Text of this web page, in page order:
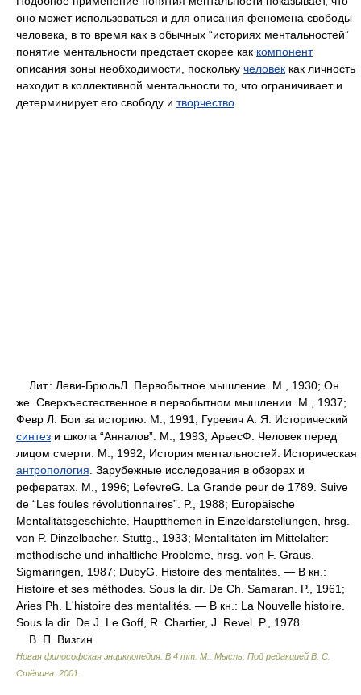
оно может использоваться и для описания феномена свободы
человека, в то время как в обычных “историях ментальностей”
понятие ментальности предстает скорее как компонент
описания зоны необходимости, поскольку человек как личность
находит в коллективной ментальности то, что ограничивает и
детерминирует его свободу и творчество
Лит.: Леви-БрюльЛ. Первобытное мышление. М., 1930; Он
же. Сверхъестественное в первобытном мышлении. М., 1937;
Февр Л. Бои за историю. М., 1991; Гуревич А. Я. Исторический
синтез и школа “Анналов”. М., 1993; АрьесФ. Человек перед
лицом смерти. М., 1992; История ментальностей. Историческая
антропология . Зарубежные исследования в обзорах и
рефератах. М., 1996; LefevreG. La Grande peur de 1789. Suive
de “Les foules révolutionnaires”. P., 1988; Europäische
Mentalitätsgeschichte. Hauptthemen in Einzeldarstellungen, hrsg.
von P. Dinzelbacher. Stuttg., 1933; Mentalitäten im Mittelalter:
methodische und inhaltliche Probleme, hrsg. von F. Graus.
Sigmaringen, 1987; DubyG. Histoire des mentalités. — В кн.:
Histoire et ses méthodes. Sous la dir. De Ch. Samaran. P., 1961;
Aries Ph. L'histoire des mentalités. — В кн.: La Nouvelle histoire.
Sous la dir. De J. Le Goff, R. Chartier, J. Revel. P., 1978.
В. П. Визгин
Новая философская энциклопедия: В 4 тт. М.: Мысль Под редакцией В. С.
Стёпина 2001